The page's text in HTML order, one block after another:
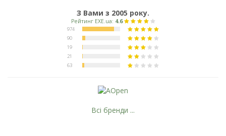
З Вами з 2005 року.
Всі бренди ...